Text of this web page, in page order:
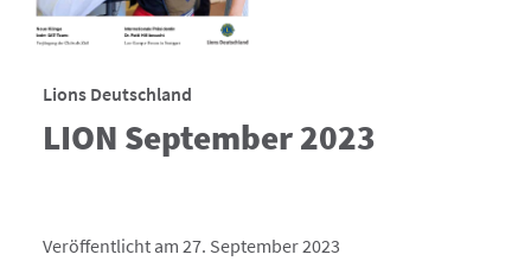
Lions Deutschland
LION September 2023
Veröffentlicht am 27. September 2023